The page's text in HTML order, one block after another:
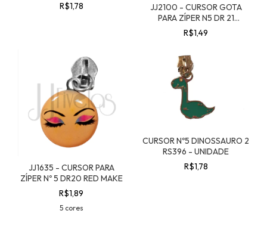
R$1,78
JJ2100 - CURSOR GOTA
PARA ZÍPER N5 DR 21
FLORES 03
R$1,49
JJ1635 - CURSOR PARA
ZÍPER Nº 5 DR20 RED MAKE
R$1,89
5 cores
CURSOR Nº5 DINOSSAURO 2
RS396 - UNIDADE
R$1,78